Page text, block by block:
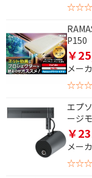
P150
￥
メー
エプ
ージ
￥
メー
リアル解
ルーメン
3000lm～
スピーカ
スピーカ